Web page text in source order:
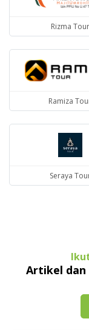
Rizma Tour
Ramiza
Seraya
Artikel dan